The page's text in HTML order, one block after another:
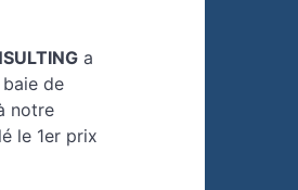
a
de
notre
le 1er prix